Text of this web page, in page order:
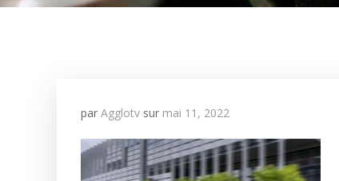
par Agglotv sur mai 11, 2022